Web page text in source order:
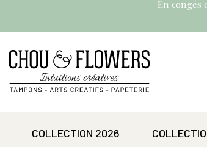
En congés
COLLECTION 2026